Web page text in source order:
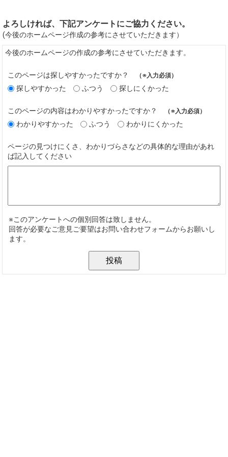
よろしければ、下記アンケートにご協力ください。
(今後のホームページ作成の参考にさせていただきます）
今後のホームページの作成の参考にさせていただきます。
このページは探しやすかったですか？ （※入力必須）
探しやすかった ふつう 探しにくかった
このページの内容はわかりやすかったですか？ （※入力必須）
わかりやすかった ふつう わかりにくかった
ページの見つけにくさ、わかりづらさなどの具体的な理由があれ
ば記入してください
※このアンケートへの個別回答は致しません。
回答が必要なご意見ご要望はお問い合わせフォームからお願いし
ます。